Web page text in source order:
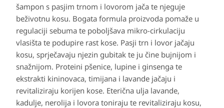
šampon s pasjim trnom i lovorom jača te njeguje
beživotnu kosu. Bogata formula proizvoda pomaže u
regulaciji sebuma te poboljšava mikro-cirkulaciju
vlasišta te podupire rast kose. Pasji trn i lovor jačaju
kosu, sprječavaju njezin gubitak te ju čine bujnijom i
snažnijom. Proteini pšenice, lupine i ginsenga te
ekstrakti kininovaca, timijana i lavande jačaju i
revitaliziraju korijen kose. Eterična ulja lavande,
kadulje, nerolija i lovora toniraju te revitaliziraju kosu,